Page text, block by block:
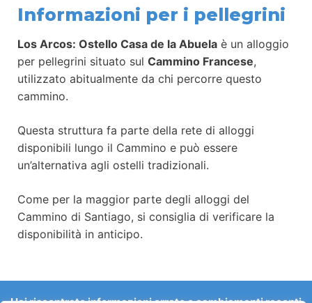
Informazioni per i pellegrini
Los Arcos: Ostello Casa de la Abuela è un alloggio
per pellegrini situato sul Cammino Francese,
utilizzato abitualmente da chi percorre questo
cammino.
Questa struttura fa parte della rete di alloggi
disponibili lungo il Cammino e può essere
un’alternativa agli ostelli tradizionali.
Come per la maggior parte degli alloggi del
Cammino di Santiago, si consiglia di verificare la
disponibilità in anticipo.